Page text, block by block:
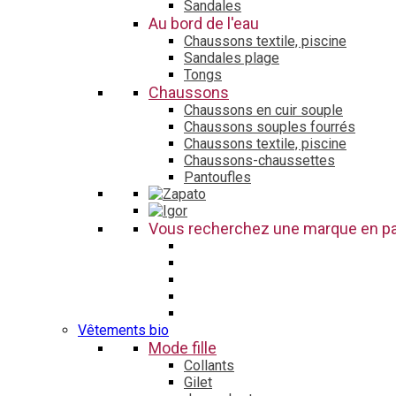
Sandales
Au bord de l'eau
Chaussons textile, piscine
Sandales plage
Tongs
Chaussons
Chaussons en cuir souple
Chaussons souples fourrés
Chaussons textile, piscine
Chaussons-chaussettes
Pantoufles
Vous recherchez une marque en
Vêtements bio
Mode fille
Collants
Gilet